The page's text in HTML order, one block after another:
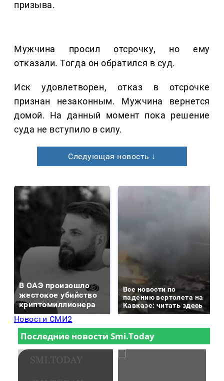
призыва.
Мужчина просил отсрочку, но ему
отказали. Тогда он обратился в суд.
Иск удовлетворен, отказ в отсрочке
признан незаконным. Мужчина вернется
домой. На данный момент пока решение
суда не вступило в силу.
Следующая новость ↓
В ОАЭ произошло
жестокое убийство
криптомиллионера
Все новости по
падению вертолета на
Кавказе: читать здесь
Новости СМИ2